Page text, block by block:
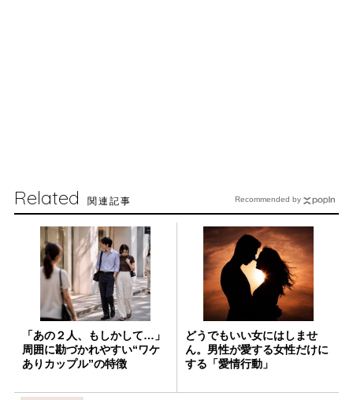
Related 関連記事
「あの２人、もしかして…」
周囲に勘づかれやすい“ワケ
ありカップル”の特徴
どうでもいい女にはしませ
ん。男性が愛する女性だけに
する「愛情行動」
Recommended by